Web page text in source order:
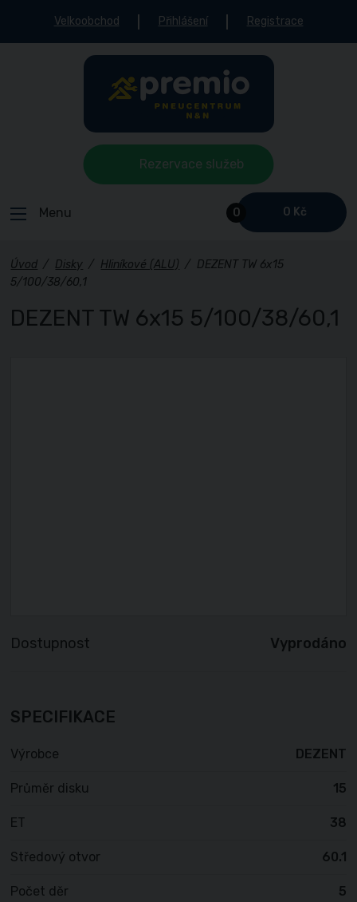
Velkoobchod Přihlášení Registrace
0 0 Kč
Menu
Rezervace služeb
Úvod / Disky / Hliníkové (ALU) / DEZENT TW 6x15
5/100/38/60,1
DEZENT TW 6x15 5/100/38/60,1
Dostupnost Vyprodáno
SPECIFIKACE
Výrobce DEZENT
Průměr disku 15
ET 38
Středový otvor 60.1
Počet děr 5